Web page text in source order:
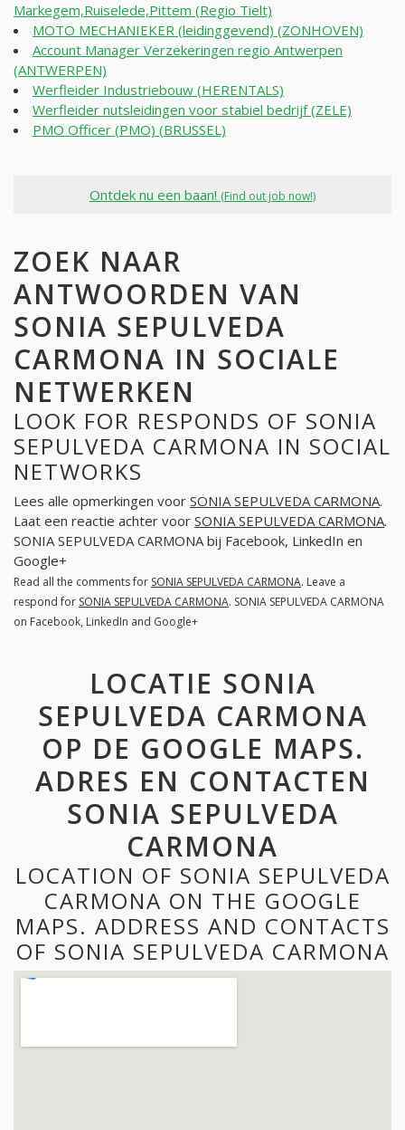
Markegem,Ruiselede,Pittem (Regio Tielt)
MOTO MECHANIEKER (leidinggevend) (ZONHOVEN)
Account Manager Verzekeringen regio Antwerpen
(ANTWERPEN)
Werfleider Industriebouw (HERENTALS)
Werfleider nutsleidingen voor stabiel bedrijf (ZELE)
PMO Officer (PMO) (BRUSSEL)
Ontdek nu een baan! (Find out job now!)
ZOEK NAAR
ANTWOORDEN VAN
SONIA SEPULVEDA
CARMONA IN SOCIALE
NETWERKEN
LOOK FOR RESPONDS OF SONIA
SEPULVEDA CARMONA IN SOCIAL
NETWORKS
Lees alle opmerkingen voor SONIA SEPULVEDA CARMONA.
Laat een reactie achter voor SONIA SEPULVEDA CARMONA.
SONIA SEPULVEDA CARMONA bij Facebook, LinkedIn en
Google+
Read all the comments for SONIA SEPULVEDA CARMONA. Leave a
respond for SONIA SEPULVEDA CARMONA. SONIA SEPULVEDA CARMONA
on Facebook, LinkedIn and Google+
LOCATIE SONIA
SEPULVEDA CARMONA
OP DE GOOGLE MAPS.
ADRES EN CONTACTEN
SONIA SEPULVEDA
CARMONA
LOCATION OF SONIA SEPULVEDA
CARMONA ON THE GOOGLE
MAPS. ADDRESS AND CONTACTS
OF SONIA SEPULVEDA CARMONA